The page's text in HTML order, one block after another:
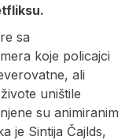
sa
koje policajci
ali
uništile
su animiranim
je Sintija Čajlds,